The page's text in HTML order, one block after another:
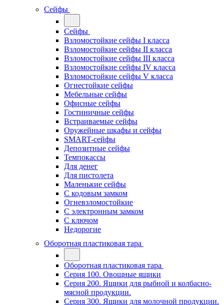
Сейфы
Сейфы
Взломостойкие сейфы I класса
Взломостойкие сейфы II класса
Взломостойкие сейфы III класса
Взломостойкие сейфы IV класса
Взломостойкие сейфы V класса
Огнестойкие сейфы
Мебельные сейфы
Офисные сейфы
Гостиничные сейфы
Встраиваемые сейфы
Оружейные шкафы и сейфы
SMART-сейфы
Депозитные сейфы
Темпокассы
Для денег
Для пистолета
Маленькие сейфы
С кодовым замком
Огневзломостойкие
С электронным замком
С ключом
Недорогие
Оборотная пластиковая тара
Оборотная пластиковая тара
Серия 100. Овощные ящики
Серия 200. Ящики для рыбной и колбасно-
мясной продукции.
Серия 300. Ящики для молочной продукции.